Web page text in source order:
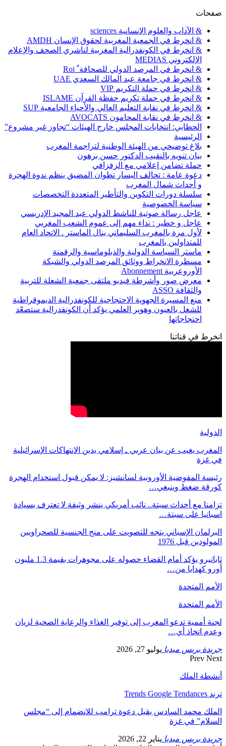
صفحات
& الآداب والعلوم الإنسانية sciences
& انخرط في الجمعية المغربية لحقوق الإنسان AMDH
& انخرط في الكونفدرالية المغربية لناشري الصحف والإعلام
الإلكتروني MEDIAS
& انخرط في المرصد الدولي للصحافة ٌ Roi
& انخرط في جامعة عبد المالك السعدي UAE
& انخرط في حملة التكريم VIP
& انخرط في حملة تكريم حفظة القرآن ISLAME
& انخرط في نقابة التعليم العالي والأحياء الجامعية SUP
& انخرط في نقابة المحامون AVOCATS
الحطابي: انتخابات المجلس خارج الهيئات “تجاوز غير مشروع”
الرئيسية
بلاغ توضيحي من الهيئة الوطنية لتراجمة المغرب
بيان تنويه بالنقيب الدكتور حسن برهون
حملة تضامن إعلامي مع الزفزافي
دعوة عامة : تحالف اليسار تطوان المضيق ينظم ندوة الهجرة
و أحداث شمال المغرب
سلسلة دورات التكوين والتأطير المتعددة التخصصات
سياسة الخصوصية
عاجل رسالة صوتية للناشط الدولي عبد المجيد الإدريسي
عاجل و خطير : نداء مهم إلى عموم الشعب المغربي
لأول مرة بالمغرب السليماني ينال الماستر . الاتحاد العام
للمتداولين بالمغرب
ماستر السياسة الدولية والدبلوماسية والرقمنة
مسطرة الانخراط ووثائق المرصد الدولي والشبكة
الأوروعربية Abonnement
معرض صور وأشرطة فيديو ملتقى جمعية الشعلة للتربية
والثقافة ASSO
منع المسيرة الجهوية الاحتجاجية للكونفدرالية الديموقراطية
للشغل بالعيون وهوير العلمي يؤكد أن الكونفدرالية ستصعّد
احتجاجاتها
انخرط في قناتنا
الدولية
المغرب يغيب عن بيان عربي ـ إسلامي يدين الانتهاكات الإسرائيلية
في غزة
رئيسة المفوضية الأوروبية لسانشيز: لا يمكن قبول استخدام الهجرة
كورقة ضغط وينبغي…
تزامنا مع أحداث سبتة.. نائب أمريكي ينشر وثيقة لا تعترف بسيادة
اسبانيا على سبتة…
البرلمان الإسباني يتجه للتصويت على منح الجنسية للصحراويين
المولودين قبل 1976
ثاباتيرو يؤكد أمام القضاء حصوله على مجوهرات بقيمة 1.3 مليون
أورو كهدايا من…
الأمم المتحدة
الأمم المتحدة
لجنة أممية تدعو المغرب إلى توفير الغذاء والرعاية الصحية لزيان
وعدم اتخاذ أي…
جريدة بريس ميديا يوليو 27, 2026
Prev Next
أنشطة الملك
ترند Trends Google Tendances
الملك محمد السادس يقبل دعوة ترامب للانضمام إلى “مجلس
السلام” في غزة
جريدة بريس ميديا يناير 22, 2026